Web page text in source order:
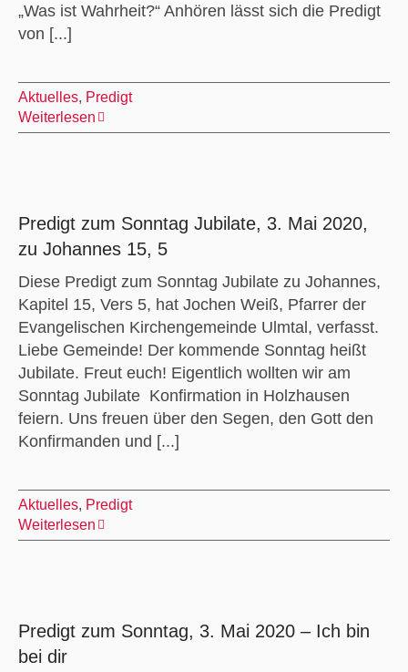
„Was ist Wahrheit?“ Anhören lässt sich die Predigt
von [...]
Aktuelles, Predigt
Weiterlesen
Predigt zum Sonntag Jubilate, 3. Mai 2020,
zu Johannes 15, 5
Diese Predigt zum Sonntag Jubilate zu Johannes,
Kapitel 15, Vers 5, hat Jochen Weiß, Pfarrer der
Evangelischen Kirchengemeinde Ulmtal, verfasst.
Liebe Gemeinde! Der kommende Sonntag heißt
Jubilate. Freut euch! Eigentlich wollten wir am
Sonntag Jubilate Konfirmation in Holzhausen
feiern. Uns freuen über den Segen, den Gott den
Konfirmanden und [...]
Aktuelles, Predigt
Weiterlesen
Predigt zum Sonntag, 3. Mai 2020 – Ich bin
bei dir